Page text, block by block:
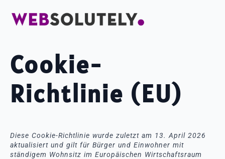
Cookie-
Richtlinie (EU)
Diese Cookie-Richtlinie wurde zuletzt am 13. April 2026
aktualisiert und gilt für Bürger und Einwohner mit
ständigem Wohnsitz im Europäischen Wirtschaftsraum